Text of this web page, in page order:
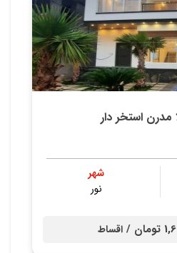
مدرن استخر دار
شهر
نور
/ اقساط